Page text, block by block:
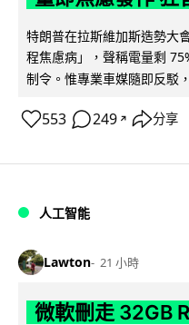
特朗普在拉斯維加斯造勢大
程焦慮病」，聲稱電量剩
制令。惟專業車媒隨即反駁
553 249 ↗ 分享
人工智能
Lawton 21 小時
微軟刪走 32GB